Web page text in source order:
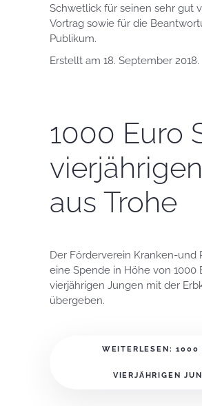
Schwetlick für seinen sehr gut
Vortrag sowie für die
Publikum.
Erstellt am 18. September 2018.
1000 Euro
aus Trohe
Der Förderverein Kranken-und
eine Spende in Höhe von 1000
vierjährigen Jungen mit der
übergeben.
WEITERLESEN: 1000
VIERJÄHRIGEN